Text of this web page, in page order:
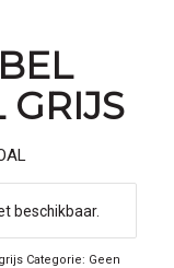
GRIJS
beschikbaar.
Categorie: Geen